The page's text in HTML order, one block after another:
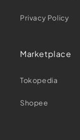
Privacy Policy
Marketplace
Tokopedia
Shopee